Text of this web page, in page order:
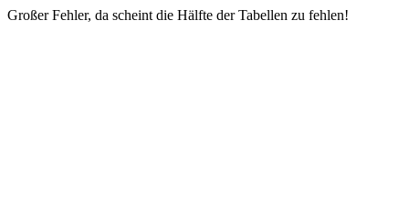
Großer Fehler, da scheint die Hälfte der Tabellen zu fehlen!